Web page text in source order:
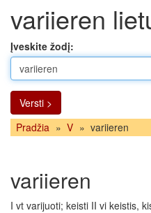
variieren
Įveskite žodį:
Versti >
Pradžia » V » variieren
variieren
I vt varijuoti; keisti II vi keistis,